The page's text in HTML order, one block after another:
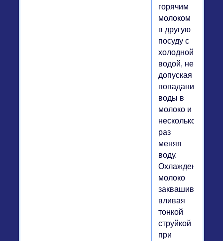
горячим
молоком
в другую
посуду с
холодной
водой, не
допуская
попадания
воды в
молоко и
несколько
раз
меняя
воду.
Охлажденное
молоко
заквашивают,
вливая
тонкой
струйкой
при